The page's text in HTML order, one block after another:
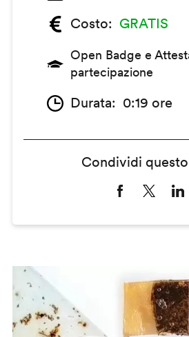
Costo
GRATIS
Open Badge e
partecipazione
Durata 0:19 ore
Condividi